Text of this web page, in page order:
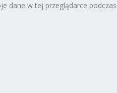
dane w tej przeglądarce